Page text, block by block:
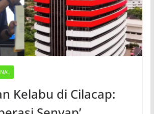
Kelabu di Cilacap: